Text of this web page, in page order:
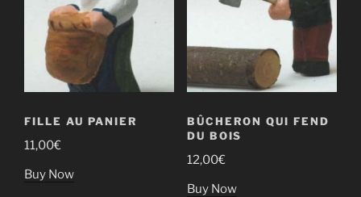
FILLE AU PANIER
11,00€
Buy Now
BÛCHERON QUI FEND
DU BOIS
12,00€
Buy Now